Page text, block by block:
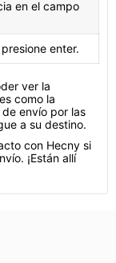
en el campo
enter.
ver la
como la
envío por las
a su destino.
con Hecny si
¡Están allí